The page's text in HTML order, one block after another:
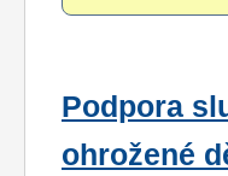
Podpora
ohrožené